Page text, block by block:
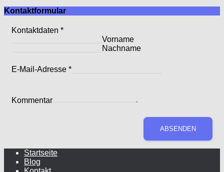
Kontaktformular
Kontaktdaten *
Vorname
Nachname
E-Mail-Adresse *
E-
Kommentar
ABSENDEN
Startseite
Blog